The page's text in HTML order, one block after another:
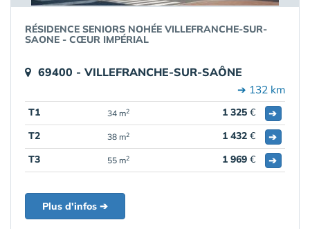
RÉSIDENCE SENIORS NOHÉE VILLEFRANCHE-SUR-
SAONE - CŒUR IMPÉRIAL
69400 - VILLEFRANCHE-SUR-SAÔNE
➔ 132 km
T1 34 m2 1 325 €
➔
T2
38 m2 1 432 €
➔
T3
55 m2 1 969 € ➔
Plus d'infos ➔